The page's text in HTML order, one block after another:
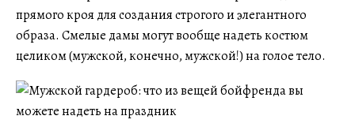
прямого кроя для создания строгого и элегантного
образа. Смелые дамы могут вообще надеть костюм
целиком (мужской, конечно, мужской!) на голое тело.